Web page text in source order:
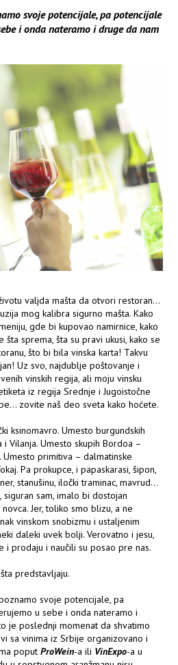
svoje potencijale, pa potencijale
i onda nateramo i druge da nam
valjda mašta da otvori restoran...
mog kalibra sigurno mašta. Kako
gde bi kupovao namirnice, kako
šta sprema, šta su pravi ukusi, kako se
što bi bila vinska karta! Takvu
Uz svo, najdublje poštovanje i
vinskih regija, ali moju vinsku
iz regija Srednje i Jugoistočne
zovite naš deo sveta kako hoćete.
ksinomavro. Umesto burgundskih
Vilanja. Umesto skupih Bordoa –
primitiva – dalmatinske
Pa prokupce, i papaskarasi, šipon,
stanušinu, iločki traminac, mavrud...
sam, imalo bi dostojan
Jer, toliko smo blizu, a ne
vinskom snobizmu i ustaljenim
daleki uvek bolji. Verovatno i jesu,
i prodaju i naučili su posao pre nas.
predstavljaju.
svoje potencijale, pa
u sebe i onda nateramo i
je poslednji momenat da shvatimo
sa vinima iz Srbije organizovano i
poputProWein-a ili VinExpo-a u